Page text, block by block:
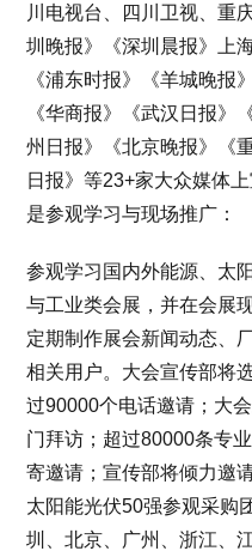
川电视台、四川卫视、重
圳晚报》《深圳晨报》上
《浦东时报》《羊城晚报
《华商报》《武汉日报》
州日报》《北京晚报》《
日报》等23+家大众媒体
是参观学习与现场推广：
参观学习国内外能源、太
与工业类会展，并在会展
定期制作展会新闻动态、
相关用户。大会宣传部将
过90000个电话邀请；大
门拜访；超过80000条专
寄邀请；宣传部将倾力邀
太阳能光伏50强参观采购
圳、北京、广州、浙江、